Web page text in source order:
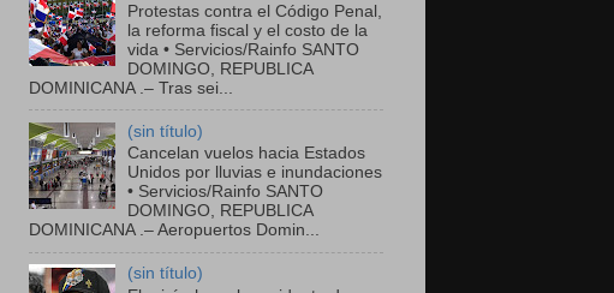
Protestas contra el Código Penal,
la reforma fiscal y el costo de la
vida • Servicios/Rainfo SANTO
DOMINGO, REPUBLICA
DOMINICANA .– Tras sei...
(sin título)
Cancelan vuelos hacia Estados
Unidos por lluvias e inundaciones
• Servicios/Rainfo SANTO
DOMINGO, REPUBLICA
DOMINICANA .– Aeropuertos Domin...
(sin título)